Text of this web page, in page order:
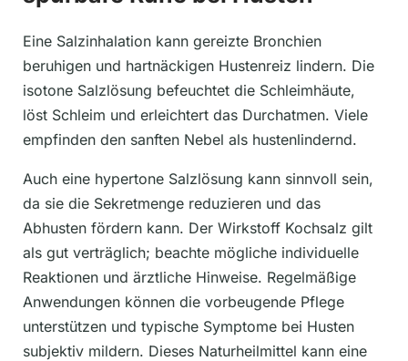
Eine Salzinhalation kann gereizte Bronchien
beruhigen und hartnäckigen Hustenreiz lindern. Die
isotone Salzlösung befeuchtet die Schleimhäute,
löst Schleim und erleichtert das Durchatmen. Viele
empfinden den sanften Nebel als hustenlindernd.
Auch eine hypertone Salzlösung kann sinnvoll sein,
da sie die Sekretmenge reduzieren und das
Abhusten fördern kann. Der Wirkstoff Kochsalz gilt
als gut verträglich; beachte mögliche individuelle
Reaktionen und ärztliche Hinweise. Regelmäßige
Anwendungen können die vorbeugende Pflege
unterstützen und typische Symptome bei Husten
subjektiv mildern. Dieses Naturheilmittel kann eine